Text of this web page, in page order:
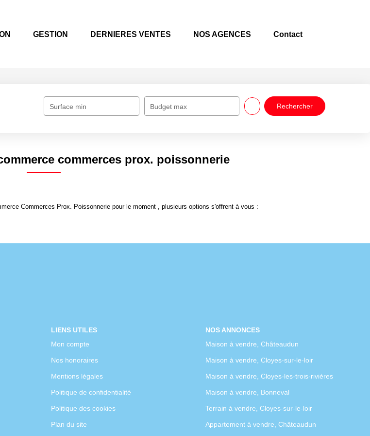
GESTION DERNIERES VENTES NOS AGENCES Contact
Surface min Budget max
commerces prox. poissonnerie
Commerces Prox. Poissonnerie pour le moment , plusieurs options s'offrent à vous :
LIENS UTILES
Mon compte
Nos honoraires
Mentions légales
Politique de confidentialité
Politique des cookies
Plan du site
NOS ANNONCES
Maison à vendre, Châteaudun
Maison à vendre, Cloyes-sur-le-loir
Maison à vendre, Cloyes-les-trois-rivières
Maison à vendre, Bonneval
Terrain à vendre, Cloyes-sur-le-loir
Appartement à vendre, Châteaudun